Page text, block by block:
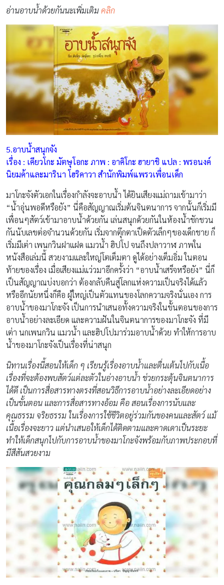
อ่านอาบน้ำด้วยกันนะเพิ่มเติม คลิก
5.อาบน้ำสนุกจัง
เรื่อง : เคียวโกะ มัตษุโอกะ ภาพ : อาคิโกะ ฮายาชิ แปล : พรอนงค์
นิยมค้าและมารินา โฮริคาวา สำนักพิมพ์แพรวเพื่อนเด็ก
มาโกะจังตัวเอกในเรื่องกำลังจะอาบน้ำ ได้ยินเสียงแม่ถามเข้ามาว่า
“น้ำอุ่นพอดีหรือยัง” นี่คือสัญญาณเริ่มต้นจินตนาการ จากนั้นก็เริ่มมี
เพื่อนๆสัตว์เข้ามาอาบน้ำด้วยกัน เล่นสนุกด้วยกันในห้องน้ำชักชวน
กันนับเลขต่อจำนวนด้วยกัน เริ่มจากตุ๊กตาเป็ดตัวเล็กๆของเด็กชาย ก็
เริ่มมีเต่า เพนกวินฝาแฝด แมวน้ำ ฮิปโป จนถึงปลาวาฬ ภาพใน
หนังสือเล่มนี้ สวยงามและใหญ่โตเต็มตา ดูได้อย่างเต็มอิ่ม ในตอน
ท้ายของเรื่อง เมื่อเสียงแม่แว่วมาอีกครั้งว่า “อาบน้ำเสร็จหรือยัง” นี่ก็
เป็นสัญญาณบ่งบอกว่า ต้องกลับคืนสู่โลกแห่งความเป็นจริงได้แล้ว
หรืออีกนัยหนึ่งก็คือ ผู้ใหญ่เป็นตัวแทนของโลกความจริงนั่นเอง การ
อาบน้ำของมาโกะจัง เป็นการนำเสนอทั้งความจริงในขั้นตอนของการ
อาบน้ำอย่างละเอียด และความฝันในจินตนาการของมาโกะจัง ที่มี
เต่า นกเพนกวิน แมวน้ำ และฮิปโปมาร่วมอาบน้ำด้วย ทำให้การอาบ
น้ำของมาโกะจังเป็นเรื่องที่น่าสนุก
นิทานเรื่องนี้สอนให้เด็ก ๆ เรียนรู้เรื่องอาบน้ำและตื่นเต้นไปกับเนื้อ
เรื่องที่จะต้องพบสัตว์แต่ละตัวในอ่างอาบน้ำ ช่วยกระตุ้นจินตนาการ
ได้ดี เป็นการสื่อสารทางตรงที่สอนวิธีการอาบน้ำอย่างละเอียดอย่าง
เป็นขั้นตอน และการสื่อสารทางอ้อม คือ สอนเรื่องการนับและ
คุณธรรม จริยธรรม ในเรื่องการใช้ชีวิตอยู่ร่วมกันของคนและสัตว์ แม้
เนื้อเรื่องจะยาว แต่นำเสนอให้เด็กได้ติดตามและคาดเดาเป็นระยะ
ทำให้เด็กสนุกไปกับการอาบน้ำของมาโกะจังพร้อมกับภาพประกอบที่
มีสีสันสวยงาม